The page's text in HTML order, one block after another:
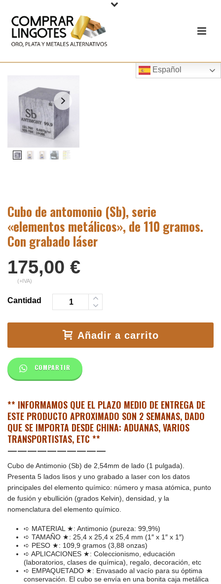
Español
Cubo de antomonio (Sb), serie
«elementos metálicos», de 110 gramos.
Con grabado láser
175,00 €
(+IVA)
Cantidad
Añadir a carrito
COMPARTIR
** INFORMAMOS QUE EL PLAZO MEDIO DE ENTREGA DE
ESTE PRODUCTO APROXIMADO SON 2 SEMANAS, DADO
QUE SE IMPORTA DESDE CHINA: ADUANAS, VARIOS
TRANSPORTISTAS, ETC **
——————————
Cubo de Antimonio (Sb) de 2,54mm de lado (1 pulgada).
Presenta 5 lados lisos y uno grabado a laser con los datos
principales del elemento químico: número y masa atómica, punto
de fusión y ebullición (grados Kelvin), densidad, y la
nomenclatura del elemento químico.
➪ MATERIAL ★: Antimonio (pureza: 99,9%)
➪ TAMAÑO ★: 25,4 x 25,4 x 25,4 mm (1″ x 1″ x 1″)
➪ PESO ★: 109,9 gramos (3,88 onzas)
➪ APLICACIONES ★: Coleccionismo, educación
(laboratorios, clases de química), regalo, decoración, etc
➪ EMPAQUETADO ★: Envasado al vacío para su óptima
conservación. El cubo se envía en una bonita caja metálica